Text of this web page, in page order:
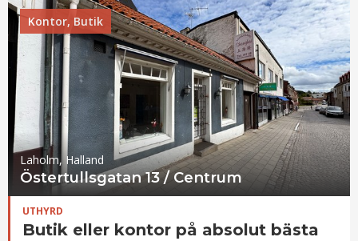
Kontor, Butik
Laholm, Halland
Östertullsgatan 13 / Centrum
UTHYRD
Butik eller kontor på absolut bästa